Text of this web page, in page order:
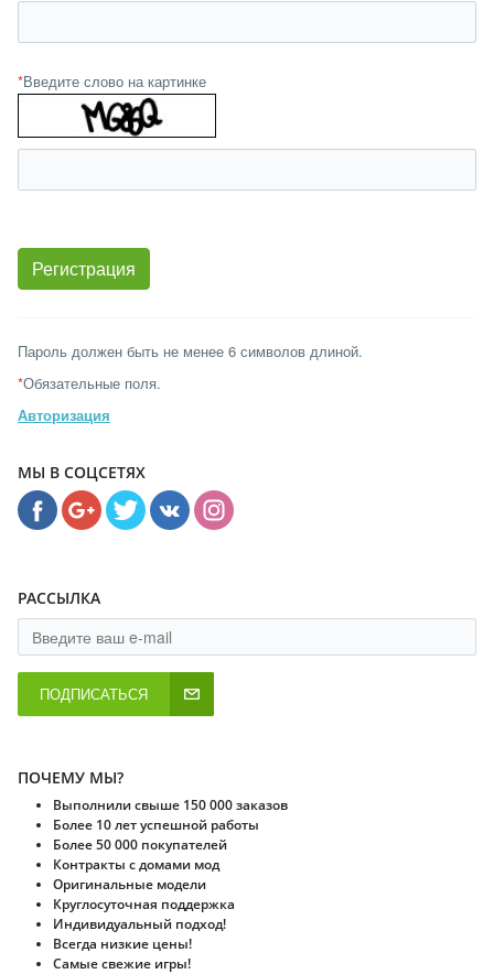
*Введите слово на картинке
Пароль должен быть не менее 6 символов длиной.
*Обязательные поля.
Авторизация
МЫ В СОЦСЕТЯХ
РАССЫЛКА
ПОДПИСАТЬСЯ
ПОЧЕМУ МЫ?
Выполнили свыше 150 000 заказов
Более 10 лет успешной работы
Более 50 000 покупателей
Контракты с домами мод
Оригинальные модели
Круглосуточная поддержка
Индивидуальный подход!
Всегда низкие цены!
Самые свежие игры!